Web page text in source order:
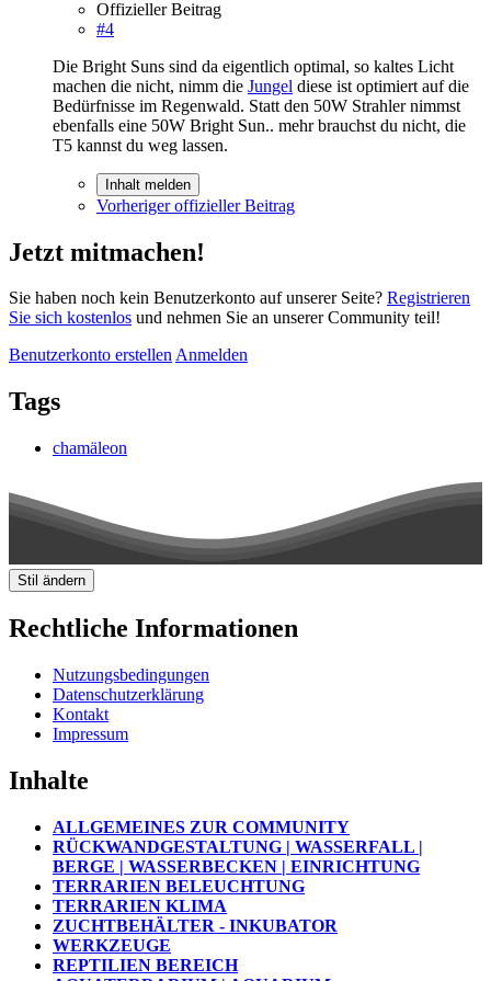
Offizieller Beitrag
#4
Die Bright Suns sind da eigentlich optimal, so kaltes Licht
machen die nicht, nimm die Jungel diese ist optimiert auf die
Bedürfnisse im Regenwald. Statt den 50W Strahler nimmst
ebenfalls eine 50W Bright Sun.. mehr brauchst du nicht, die
T5 kannst du weg lassen.
Inhalt melden
Vorheriger offizieller Beitrag
Jetzt mitmachen!
Sie haben noch kein Benutzerkonto auf unserer Seite? Registrieren
Sie sich kostenlos und nehmen Sie an unserer Community teil!
Benutzerkonto erstellenAnmelden
Tags
chamäleon
Stil ändern
Rechtliche Informationen
Nutzungsbedingungen
Datenschutzerklärung
Kontakt
Impressum
Inhalte
ALLGEMEINES ZUR COMMUNITY
RÜCKWANDGESTALTUNG | WASSERFALL |
BERGE | WASSERBECKEN | EINRICHTUNG
TERRARIEN BELEUCHTUNG
TERRARIEN KLIMA
ZUCHTBEHÄLTER - INKUBATOR
WERKZEUGE
REPTILIEN BEREICH